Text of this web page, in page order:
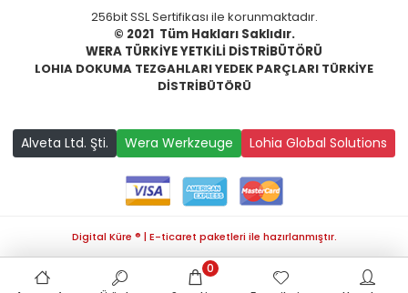
256bit SSL Sertifikası ile korunmaktadır.
© 2021 Tüm Hakları Saklıdır.
WERA TÜRKİYE YETKİLİ DİSTRİBÜTÖRÜ
LOHIA DOKUMA TEZGAHLARI YEDEK PARÇLARI TÜRKİYE
DİSTRİBÜTÖRÜ
Alveta Ltd. Şti. Wera Werkzeuge Lohia Global Solutions
0
Digital Küre ® | E-ticaret paketleri ile hazırlanmıştır.